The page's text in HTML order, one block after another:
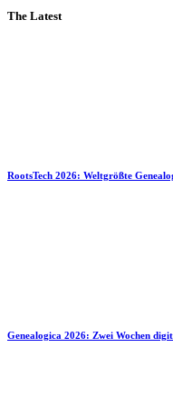
The Latest
RootsTech 2026: Weltgrößte
Genealogica 2026: Zwei Wochen